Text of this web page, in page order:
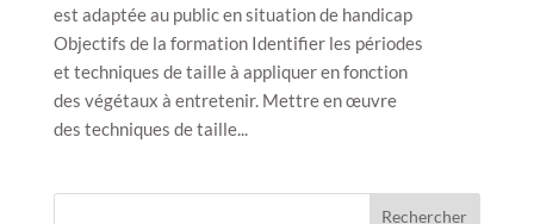
est adaptée au public en situation de handicap
Objectifs de la formation Identifier les périodes
et techniques de taille à appliquer en fonction
des végétaux à entretenir. Mettre en œuvre
des techniques de taille...